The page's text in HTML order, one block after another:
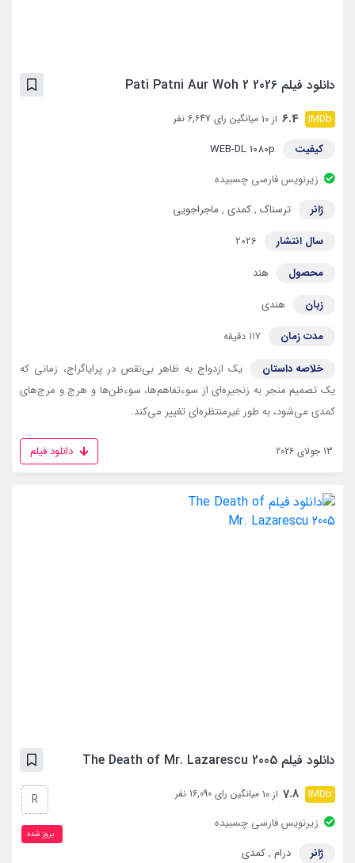
دانلود فیلم Pati Patni Aur Woh 2 2026
6.4 از 10 میانگین رای 6,647 نفر
کیفیت
WEB-DL 1080p
زیرنویس فارسی چسبیده
ژانر
ترسناک ,کمدی , ماجراجویی
سال انتشار
2026
محصول
هند
زبان
هندی
مدت زمان
۱۱۷ دقیقه
خلاصه داستان
یک ازدواج به ظاهر بی‌نقص در پرایاگراج، زمانی که
یک تصمیم منجر به زنجیره‌ای از سوءتفاهم‌ها، سوءظن‌ها و هرج و مرج‌های
کمدی می‌شود، به طور غیرمنتظره‌ای تغییر می‌کند.
13 جولای 2026 دانلود فیلم
دانلود فیلم The Death of Mr. Lazarescu 2005
7.8 از 10 میانگین رای 16,090 نفر
زیرنویس فارسی چسبیده
ژانر
درام ,کمدی
R
بروز‌ شده